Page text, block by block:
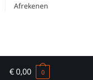
Afrekenen
€0,00 0